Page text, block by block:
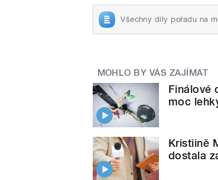
Všechny díly pořadu na
MOHLO BY VÁS ZAJÍMAT
Finálové
moc
Kristiině
dostala